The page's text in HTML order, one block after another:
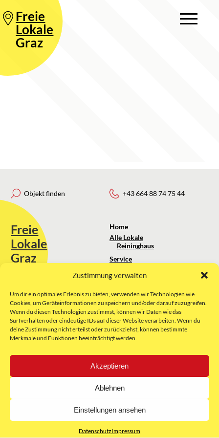
Zustimmung verwalten
Um dir ein optimales Erlebnis zu bieten, verwenden wir Technologien wie
Cookies, um Geräteinformationen zu speichern und/oder darauf zuzugreifen.
Wenn du diesen Technologien zustimmst, können wir Daten wie das
Surfverhalten oder eindeutige IDs auf dieser Website verarbeiten. Wenn du
deine Zustimmung nicht erteilst oder zurückziehst, können bestimmte
Merkmale und Funktionen beeinträchtigt werden.
Akzeptieren
Ablehnen
Einstellungen ansehen
DatenschutzImpressum
Freie
Lokale
Graz
Objekt finden
Freie
Lokale
Graz
Sie erreichen uns unter:
kontakt@freielokale-graz.at
Website by Rubikon Werbeagentur
GmbH
+43 664 88 74 75 44
Home
Alle Lokale
Reininghaus
Service
Über uns
Impressum
AGB
Datenschutz
E-Mail